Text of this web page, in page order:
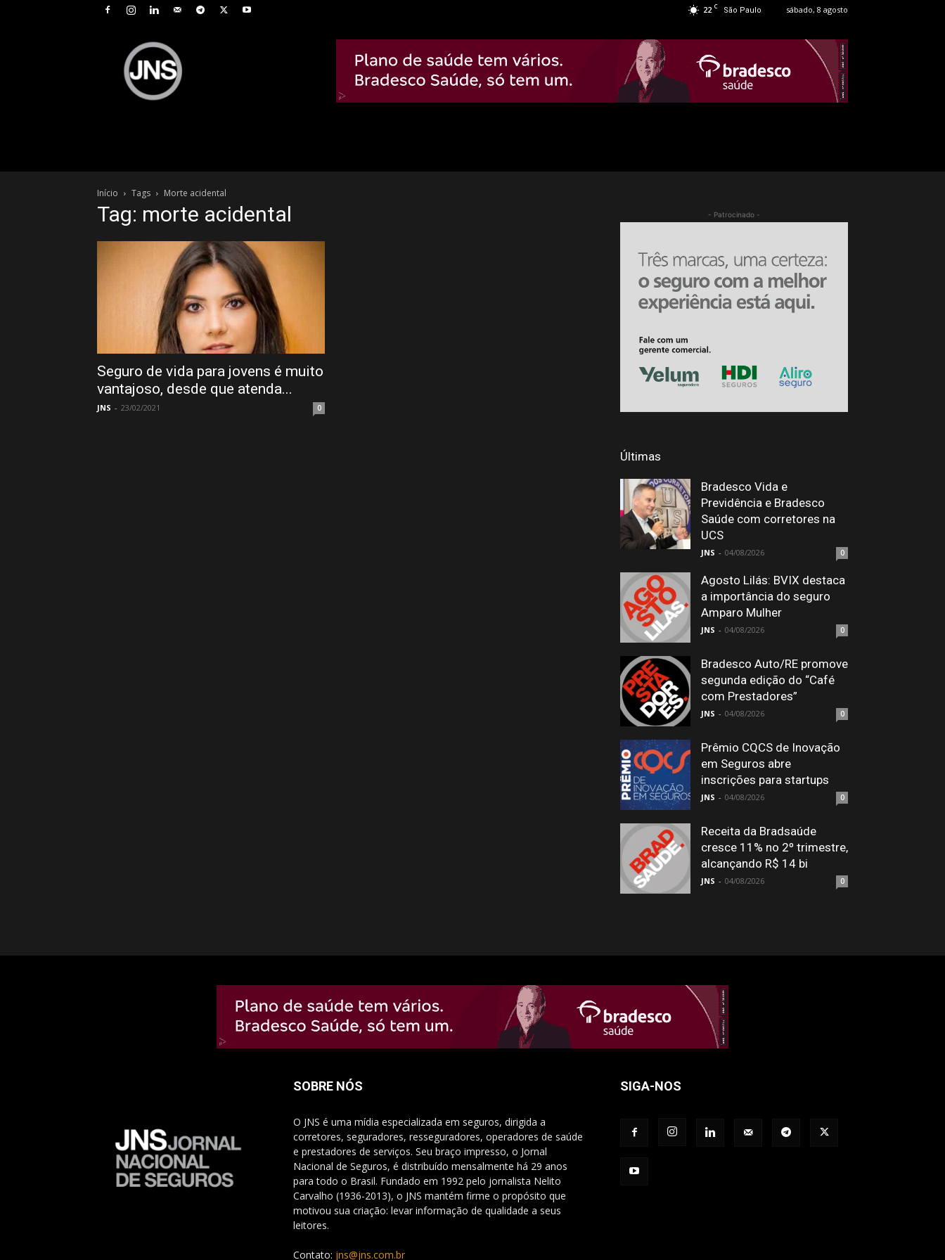
22 C São Paulo sábado, 8 agosto
Início Tags Morte acidental
Tag: morte acidental
Seguro de vida para jovens é muito
vantajoso, desde que atenda...
JNS - 23/02/2021 0
- Patrocinado -
Últimas
Bradesco Vida e
Previdência e Bradesco
Saúde com corretores na
UCS
JNS - 04/08/2026 0
Agosto Lilás: BVIX destaca
a importância do seguro
Amparo Mulher
JNS - 04/08/2026 0
Bradesco Auto/RE promove
segunda edição do “Café
com Prestadores”
JNS - 04/08/2026 0
Prêmio CQCS de Inovação
em Seguros abre
inscrições para startups
JNS - 04/08/2026 0
Receita da Bradsaúde
cresce 11% no 2º trimestre,
alcançando R$ 14 bi
JNS - 04/08/2026 0
SOBRE NÓS
O JNS é uma mídia especializada em seguros, dirigida a
corretores, seguradores, resseguradores, operadores de saúde
e prestadores de serviços. Seu braço impresso, o Jornal
Nacional de Seguros, é distribuído mensalmente há 29 anos
para todo o Brasil. Fundado em 1992 pelo jornalista Nelito
Carvalho (1936-2013), o JNS mantém firme o propósito que
motivou sua criação: levar informação de qualidade a seus
leitores.
Contato: jns@jns.com.br
SIGA-NOS